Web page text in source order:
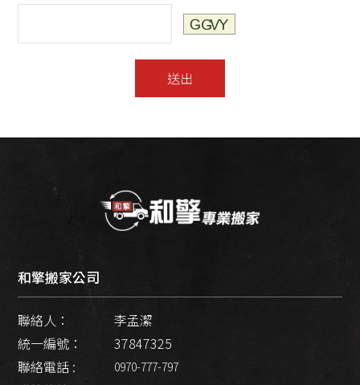
送出
和擎搬家公司
聯絡人：
李孟潔
統一編號：
37847325
聯絡電話 :
0970-777-797